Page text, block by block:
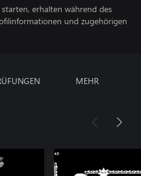
erhalten während des
und zugehörigen
MEHR